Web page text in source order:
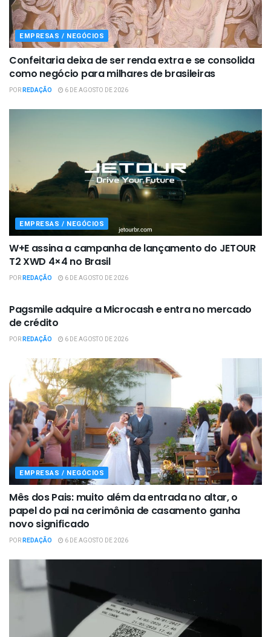
EMPRESAS / NEGÓCIOS
Confeitaria deixa de ser renda extra e se consolida
como negócio para milhares de brasileiras
PORREDAÇÃO 6 DE AGOSTO DE 2026
EMPRESAS / NEGÓCIOS
W+E assina a campanha de lançamento do JETOUR
T2 XWD 4×4 no Brasil
PORREDAÇÃO 6 DE AGOSTO DE 2026
Pagsmile adquire a Microcash e entra no mercado
de crédito
PORREDAÇÃO 6 DE AGOSTO DE 2026
EMPRESAS / NEGÓCIOS
Mês dos Pais: muito além da entrada no altar, o
papel do pai na cerimônia de casamento ganha
novo significado
PORREDAÇÃO 6 DE AGOSTO DE 2026